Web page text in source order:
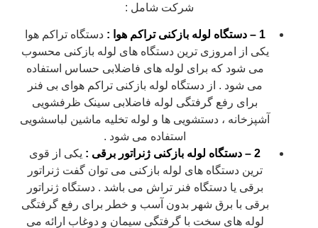
شرکت شامل :
دستگاه تراکم هوا
یکی از امروزی ترین دستگاه های لوله بازکنی محسوب
می شود که برای لوله های فاضلابی حساس استفاده
می شود . از دستگاه لوله بازکنی تراکم هوای بی فنر
برای رفع گرفتگی لوله فاضلابی سینک ظرفشویی
آشپزخانه ، دستشویی ها و لوله تخلیه ماشین لباسشویی
استفاده می شود .
یکی از قوی
ترین دستگاه های لوله بازکنی می توان گفت ژنراتور
برقی یا دستگاه فنر تراش می باشد . دستگاه ژنراتور
برقی با برق شهر بدون آسب و خطر برای رفع گرفتگی
لوله های سخت با گرفتگی سیمان و دوغاب ارائه می